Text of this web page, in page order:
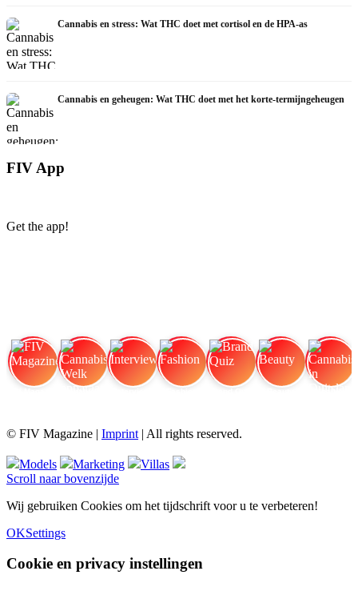
Cannabis en stress: Wat THC doet met cortisol en de HPA-as
Cannabis en geheugen: Wat THC doet met het korte-termijngeheugen
FIV App
Get the app!
© FIV Magazine | Imprint | All rights reserved.
Models Marketing
Villas
Scroll naar bovenzijde
Wij gebruiken Cookies om het tijdschrift voor u te verbeteren!
OKSettings
Cookie en privacy instellingen